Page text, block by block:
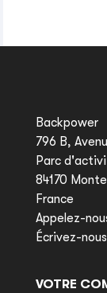
Backpower
796 B,
Parc
84170
France
Appelez-
Écrivez-
VOTRE